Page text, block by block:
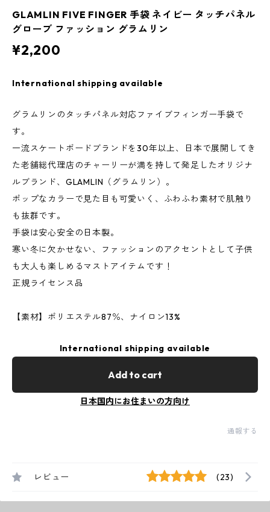
GLAMLIN FIVE FINGER 手袋 ネイビー タッチパネル
グローブ ファッション グラムリン
¥2,200
International shipping available
グラムリンのタッチパネル対応ファイブフィンガー手袋で
す。
一流スケートボードブランドを30年以上、日本で展開してき
た老舗総代理店のチャーリーが満を持して発足したオリジナ
ルブランド、GLAMLIN（グラムリン）。
ポップなカラーで見た目も可愛いく、ふわふわ素材で肌触り
も抜群です。
手袋は安心安全の日本製。
寒い冬に欠かせない、ファッションのアクセントとして子供
も大人も楽しめるマストアイテムです！
正規ライセンス品
【素材】ポリエステル87％、ナイロン13%
International shipping available
Add to cart
日本国内にお住まいの方向け
通報する
レビュー (23)